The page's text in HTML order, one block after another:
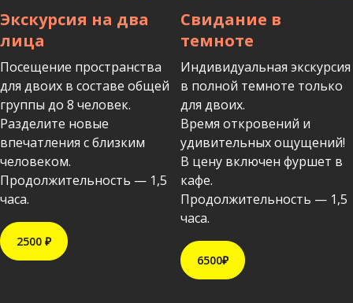
Экскурсия на два
лица
Посещение пространства
для двоих в составе общей
группы до 8 человек.
Разделите новые
впечатления с близким
человеком.
Продолжительность — 1,5
часа.
2500 ₽
Свидание в
темноте
Индивидуальная экскурсия
в полной темноте только
для двоих.
Время откровений и
удивительных ощущений!
В цену включен фуршет в
кафе.
Продолжительность — 1,5
часа.
6500₽